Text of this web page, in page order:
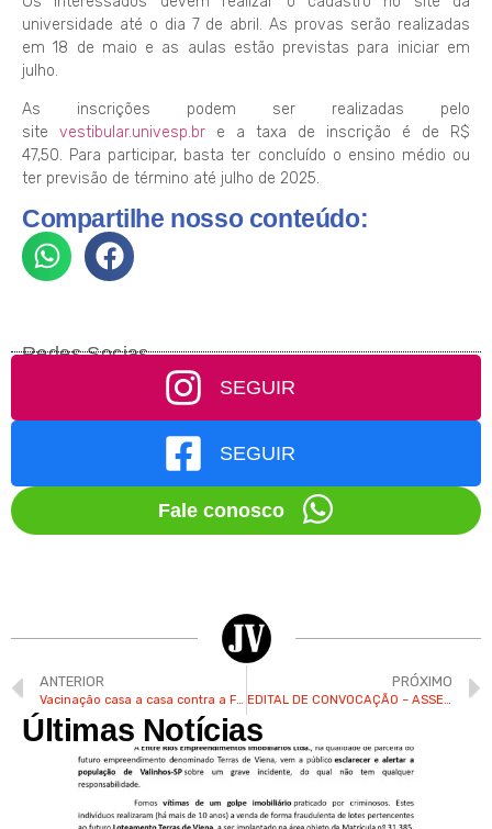
universidade até o dia 7 de abril. As provas serão realizadas
em 18 de maio e as aulas estão previstas para iniciar em
julho.
As inscrições podem ser realizadas pelo
site vestibular.univesp.br e a taxa de inscrição é de R$
47,50. Para participar, basta ter concluído o ensino médio ou
ter previsão de término até julho de 2025.
Compartilhe nosso conteúdo:
Redes Socias
SEGUIR
SEGUIR
Fale conosco
ANTERIOR PRÓXIMO
Últimas Notícias